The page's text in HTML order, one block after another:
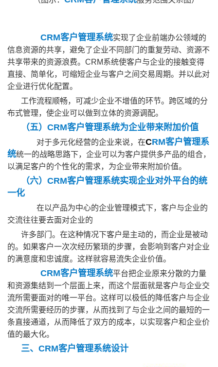
CRM客户管理系统实现了企业前端办公领域的
信息资源的共享，避免了企业不同部门的重复劳动、资源不
共享带来的资源浪费。CRM系统使客户与企业的接触变得
直接、简单化，可缩短企业与客户之间交易周期。并以此对
企业进行优化配置。
工作流程顺畅，可减少企业不增值的环节。跨区域的分
布式管理，使企业可以做到立体的资源调配。
（五）CRM客户管理系统为企业带来附加价值
对于多元化经营的企业来说，在CRM客户管理系
统统一的战略思路下，企业可以为客户提供多产品的组合，
以满足客户的个性化的需求，为企业带来附加价值。
（六）CRM客户管理系统实现企业对外平台的统
一化
在以产品为中心的企业管理模式下，客户与企业的
交流往往要去面对企业的
许多部门。在这种情况下客户是主动的，而企业是被动
的。如果客户一次次经历繁琐的步骤，会影响到客户对企业
的满意度和忠诚度。这样就容易流失企业价值。
CRM客户管理系统平台把企业原来分散的力量
和资源集结到一个层面上来，而这个层面就是客户与企业交
流所需要面对的唯一平台。这样可以极低的降低客户与企业
交流所需要经历的步骤，从而找到了与企业之间的最短的一
条直接通道，从而降低了双方的成本，以实现客户和企业价
值的最大化。
三、CRM客户管理系统设计